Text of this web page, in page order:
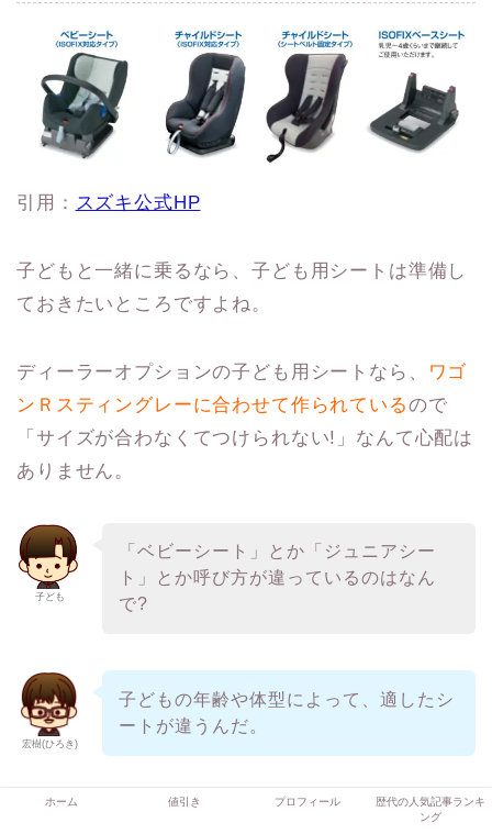
引用： スズキ公式HP
子どもと一緒に乗るなら、子ども用シートは準備し
ておきたいところですよね。
ディーラーオプションの子ども用シートなら、
ワゴ
ンＲスティングレーに合わせて作られているので
「サイズが合わなくてつけられない!」なんて心配は
ありません。
子ども
「ベビーシート」とか「ジュニアシー
ト」とか呼び方が違っているのはなん
で?
宏樹(ひろき)
子どもの年齢や体型によって、適したシ
ートが違うんだ。
カタログには下のように
使用する年齢・体型の目安
ホーム 値引き プロフィール
歴代の人気記事ランキ
ング